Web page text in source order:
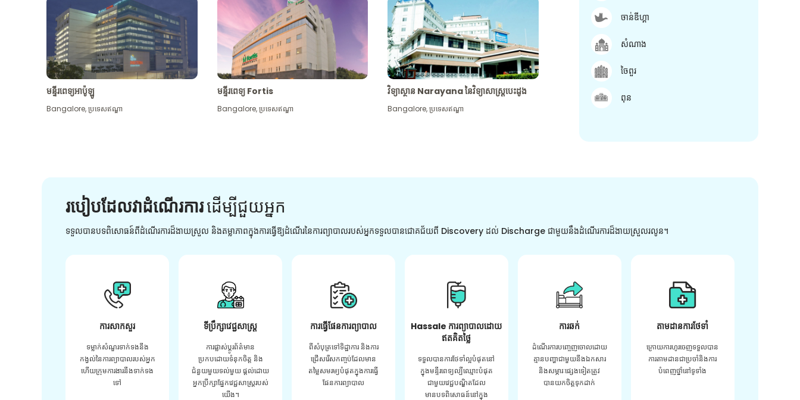
មន្ទីរពេទ្យអាប៉ូឡូ
Bangalore,ប្រទេសឥណ្ឌា
មន្ទីរពេទ្យ Fortis
Bangalore,ប្រទេសឥណ្ឌា
វិទ្យាស្ថាន Narayana នៃវិទ្យាសាស្រ្តបេះដូង
Bangalore,ប្រទេសឥណ្ឌា
ចាន់ឌីហ្គា
សំណាង
ចៃពួរ
ពុន
របៀបដែលវាដំណើរការដើម្បី​ជួយ​អ្នក
ទទួលបានបទពិសោធន៍ពីដំណើរការដ៏ងាយស្រួល និងតម្លាភាពក្នុងការធ្វើឱ្យដំណើរនៃការព្យាបាលរបស់អ្នកទទួលបានជោគជ័យពី Discovery ដល់ Discharge ជាមួយនឹងដំណើរការដ៏ងាយស្រួលរលូន។
ការសាកសួរ
ទម្លាក់សំណួរទាក់ទងនឹង
កង្វល់នៃការព្យាបាលរបស់អ្នក
ហើយក្រុមការងារនឹងទាក់ទង
ទៅ
ទីប្រឹក្សាវេជ្ជសាស្ត្រ
ការផ្លាស់ប្តូរព័ត៌មាន
ប្រកបដោយទំនុកចិត្ត និង
ជំនួយមួយទល់មួយ ផ្តល់ដោយ
អ្នកប្រឹក្សាផ្នែកវេជ្ជសាស្រ្តរបស់
យើង។
ការធ្វើផែនការព្យាបាល
ពីសំបុត្រទៅទិដ្ឋាការ និងការ
ជ្រើសរើសកញ្ចប់ដែលមាន
តម្លៃសមរម្យបំផុតក្នុងការធ្វើ
ផែនការព្យាបាល
Hassale ការព្យាបាលដោយ
ឥតគិតថ្លៃ
ទទួលបានការថែទាំល្អបំផុតនៅ
ក្នុងមន្ទីរពេទ្យល្បីឈ្មោះបំផុត
ជាមួយវេជ្ជបណ្ឌិតដែល
មានបទពិសោធន៍នៅក្នុង
ការឆក់
ដំណើរការបញ្ចេញចោលដោយ
គ្មានបញ្ហាជាមួយនឹងឯកសារ
និងសម្ភារៈផ្សេងទៀតត្រូវ
បានយកចិត្តទុកដាក់
តាមដានការថែទាំ
ក្រោយ​ការ​ហូរ​ចេញ​ទទួល​បាន​
ការ​តាមដាន​ជា​ប្រចាំ​និង​ការ​
បំពេញ​ថ្នាំ​នៅ​ទូទាំង​